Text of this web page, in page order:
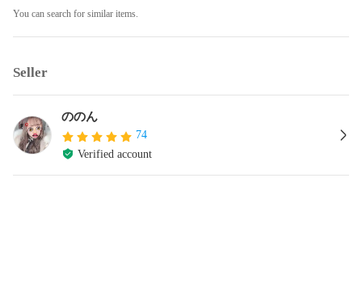
You can search for similar items.
Seller
ののん
74
Verified account